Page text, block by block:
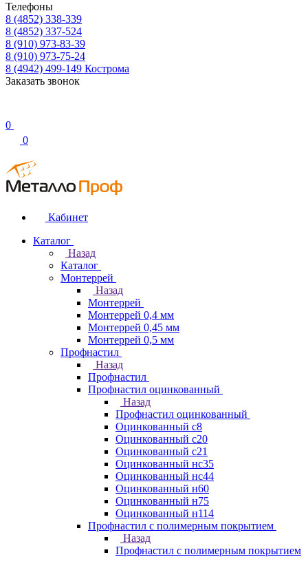
Телефоны
8 (4852) 338-339
8 (4852) 337-524
8 (910) 973-83-39
8 (910) 973-75-24
8 (4942) 499-149 Кострома
Заказать звонок
0
0
Кабинет
Каталог
Назад
Каталог
Монтеррей
Назад
Монтеррей
Монтеррей 0,4 мм
Монтеррей 0,45 мм
Монтеррей 0,5 мм
Профнастил
Назад
Профнастил
Профнастил оцинкованный
Назад
Профнастил оцинкованный
Оцинкованный с8
Оцинкованный с20
Оцинкованный с21
Оцинкованный нс35
Оцинкованный нс44
Оцинкованный н60
Оцинкованный н75
Оцинкованный н114
Профнастил с полимерным покрытием
Назад
Профнастил с полимерным покрытием